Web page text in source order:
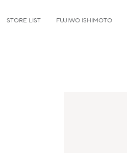
STORE LIST FUJIWO ISHIMOTO